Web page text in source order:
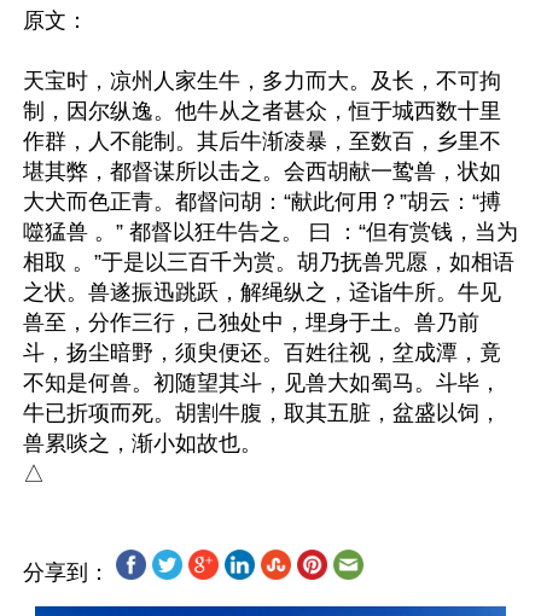
原文：
天宝时，凉州人家生牛，多力而大。及长，不可拘
制，因尔纵逸。他牛从之者甚众，恒于城西数十里
作群，人不能制。其后牛渐凌暴，至数百，乡里不
堪其弊，都督谋所以击之。会西胡献一鸷兽，状如
大犬而色正青。都督问胡：“献此何用？”胡云：“搏
噬猛兽 。” 都督以狂牛告之。 曰 ：“但有赏钱，当为
相取 。”于是以三百千为赏。胡乃抚兽咒愿，如相语
之状。兽遂振迅跳跃，解绳纵之，迳诣牛所。牛见
兽至，分作三行，己独处中，埋身于土。兽乃前
斗，扬尘暗野，须臾便还。百姓往视，坌成潭，竟
不知是何兽。初随望其斗，见兽大如蜀马。斗毕，
牛已折项而死。胡割牛腹，取其五脏，盆盛以饲，
兽累啖之，渐小如故也。
分享到：